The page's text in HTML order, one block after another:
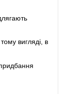
вигляді, в